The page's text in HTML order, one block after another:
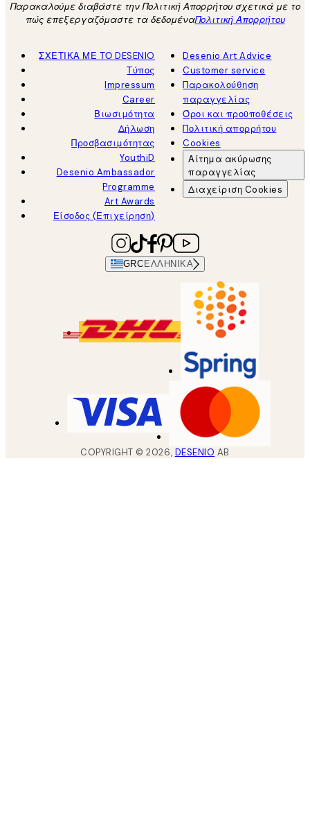
Παρακαλούμε διαβάστε την Πολιτική Απορρήτου σχετικά με το
πώς επεξεργαζόμαστε τα δεδομέναΠολιτική Απορρήτου
ΣΧΕΤΙΚΑ ΜΕ ΤΟ DESENIO
Τύπος
Impressum
Career
Βιωσιμότητα
Δήλωση
Προσβασιμότητας
YouthiD
Desenio Ambassador
Programme
Art Awards
Είσοδος (Επιχείρηση)
Desenio Art Advice
Customer service
Παρακολούθηση
παραγγελίας
Όροι και προϋποθέσεις
Πολιτική απορρήτου
Cookies
Αίτημα ακύρωσης
παραγγελίας
Διαχείριση Cookies
GRC ΕΛΛΗΝΙΚΆ
COPYRIGHT ©2026, DESENIO AB